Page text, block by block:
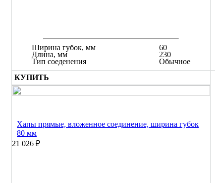
Ширина губок, мм
Длина, мм
Тип соеденения
60
230
Обычное
КУПИТЬ
Хапы прямые, вложенное соединение, ширина губок
80 мм
21 026 ₽